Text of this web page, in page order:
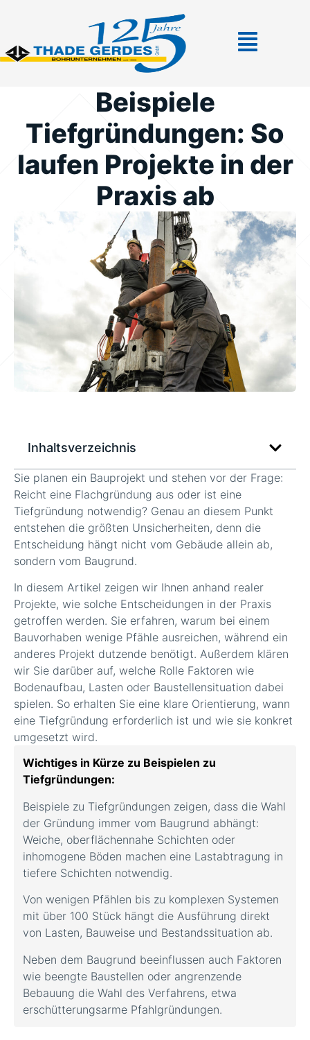
Beispiele
Tiefgründungen: So
laufen Projekte in der
Praxis ab
Inhaltsverzeichnis
Sie planen ein Bauprojekt und stehen vor der Frage:
Reicht eine Flachgründung aus oder ist eine
Tiefgründung notwendig? Genau an diesem Punkt
entstehen die größten Unsicherheiten, denn die
Entscheidung hängt nicht vom Gebäude allein ab,
sondern vom Baugrund.
In diesem Artikel zeigen wir Ihnen anhand realer
Projekte, wie solche Entscheidungen in der Praxis
getroffen werden. Sie erfahren, warum bei einem
Bauvorhaben wenige Pfähle ausreichen, während ein
anderes Projekt dutzende benötigt. Außerdem klären
wir Sie darüber auf, welche Rolle Faktoren wie
Bodenaufbau, Lasten oder Baustellensituation dabei
spielen. So erhalten Sie eine klare Orientierung, wann
eine Tiefgründung erforderlich ist und wie sie konkret
umgesetzt wird.
Wichtiges in Kürze zu Beispielen zu
Tiefgründungen:
Beispiele zu Tiefgründungen zeigen, dass die Wahl
der Gründung immer vom Baugrund abhängt:
Weiche, oberflächennahe Schichten oder
inhomogene Böden machen eine Lastabtragung in
tiefere Schichten notwendig.
Von wenigen Pfählen bis zu komplexen Systemen
mit über 100 Stück hängt die Ausführung direkt
von Lasten, Bauweise und Bestandssituation ab.
Neben dem Baugrund beeinflussen auch Faktoren
wie beengte Baustellen oder angrenzende
Bebauung die Wahl des Verfahrens, etwa
erschütterungsarme Pfahlgründungen.